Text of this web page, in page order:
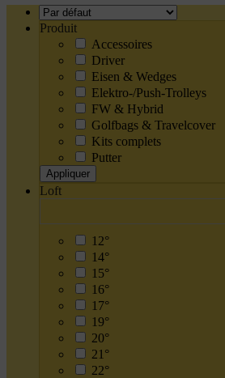
Produit
Accessoires
Driver
Eisen & Wedges
Elektro-/Push-Trolleys
FW & Hybrid
Golfbags & Travelcover
Kits complets
Putter
Appliquer
Loft
12°
14°
15°
16°
17°
19°
20°
21°
22°